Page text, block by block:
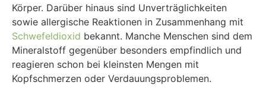
Körper. Darüber hinaus sind Unverträglichkeiten
sowie allergische Reaktionen in Zusammenhang mit
Schwefeldioxid bekannt. Manche Menschen sind dem
Mineralstoff gegenüber besonders empfindlich und
reagieren schon bei kleinsten Mengen mit
Kopfschmerzen oder Verdauungsproblemen.